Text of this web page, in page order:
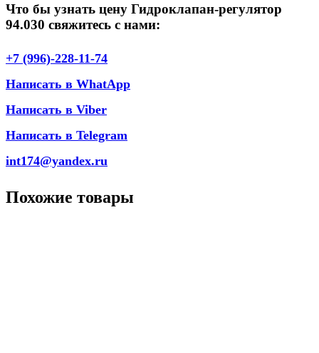
Что бы узнать цену Гидроклапан-регулятор
94.030 свяжитесь с нами:
+7 (996)-228-11-74
Написать в WhatApp
Написать в Viber
Написать в Telegram
int174@yandex.ru
Похожие товары